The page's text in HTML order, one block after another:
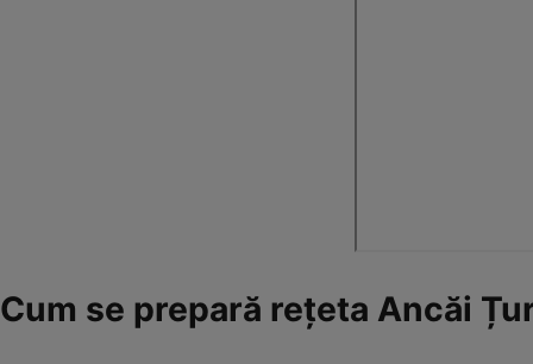
Cum se prepară rețeta Ancăi